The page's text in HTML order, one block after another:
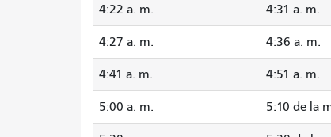
4:22 a. m. 4:31 a. m.
4:27 a. m. 4:36 a. m.
4:41 a. m. 4:51 a. m.
5:00 a. m. 5:10 de la